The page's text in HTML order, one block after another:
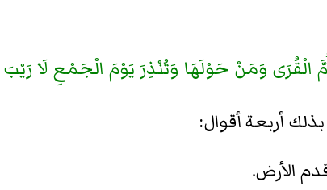
أُمَّ الْقُرَى وَمَنْ حَوْلَهَا وَتُنْذِرَ يَوْمَ الْجَمْعِ لَا
أربعة أقوال:
الأرض.